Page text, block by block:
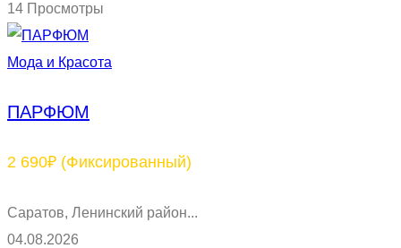
14 Просмотры
Мода и Красота
ПАРФЮМ
2 690₽ (Фиксированный)
Саратов, Ленинский район...
04.08.2026